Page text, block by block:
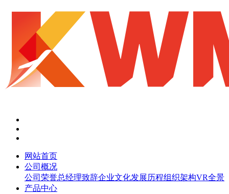
网站首页
公司概况
公司荣誉总经理致辞企业文化发展历程组织架构VR全景
产品中心